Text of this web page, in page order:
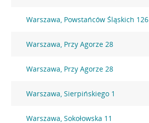
Warszawa, Powstańców Śląskich 126
Warszawa, Przy Agorze 28
Warszawa, Przy Agorze 28
Warszawa, Sierpińskiego 1
Warszawa, Sokołowska 11